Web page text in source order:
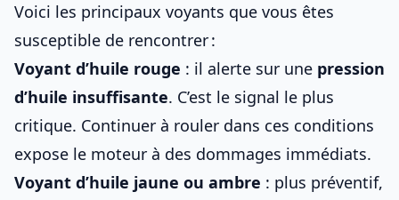
Voici les principaux voyants que vous êtes
susceptible de rencontrer :
Voyant d’huile rouge : il alerte sur une pression
d’huile insuffisante. C’est le signal le plus
critique. Continuer à rouler dans ces conditions
expose le moteur à des dommages immédiats.
Voyant d’huile jaune ou ambre : plus préventif,